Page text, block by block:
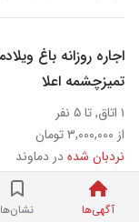
آگهی‌ها نشان‌ها
اجاره روزانه باغ
تمیزچشمه اعلا
۱ اتاق, تا ۵ نفر
از ۳,۰۰۰,۰۰۰ تومان
نردبان شدهدر دماوند